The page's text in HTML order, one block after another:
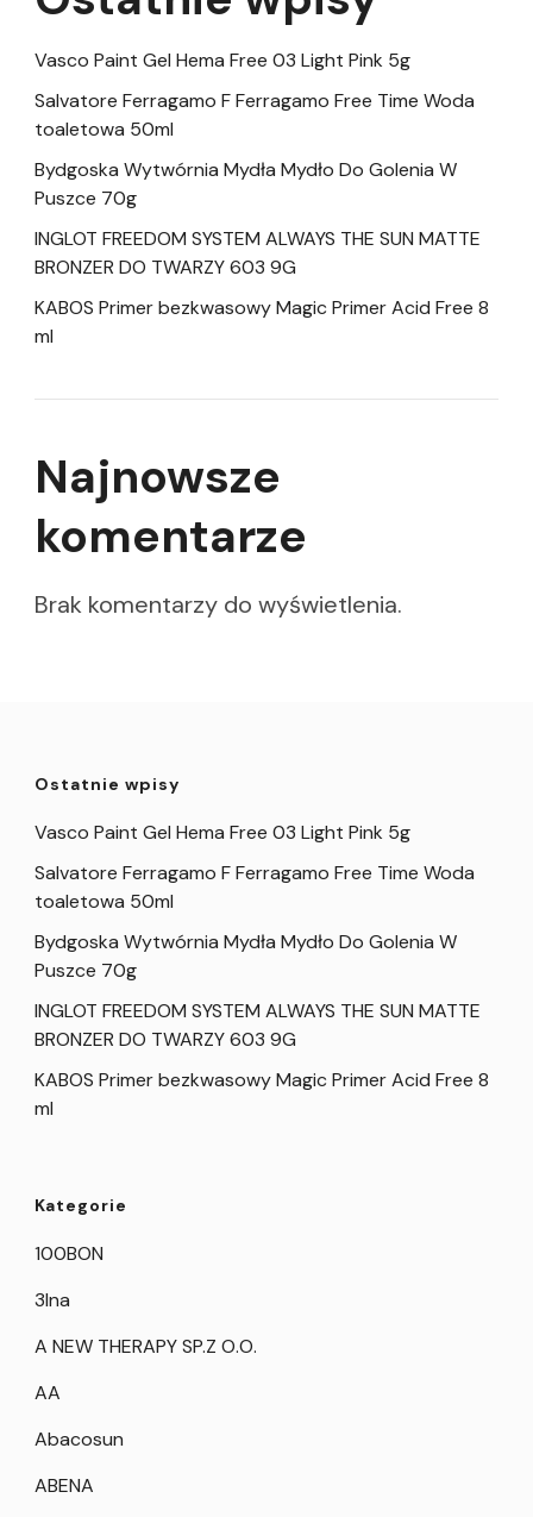
Vasco Paint Gel Hema Free 03 Light Pink 5g
Salvatore Ferragamo F Ferragamo Free Time Woda
toaletowa 50ml
Bydgoska Wytwórnia Mydła Mydło Do Golenia W
Puszce 70g
INGLOT FREEDOM SYSTEM ALWAYS THE SUN MATTE
BRONZER DO TWARZY 603 9G
KABOS Primer bezkwasowy Magic Primer Acid Free 8
ml
Najnowsze
komentarze
Brak komentarzy do wyświetlenia.
Ostatnie wpisy
Vasco Paint Gel Hema Free 03 Light Pink 5g
Salvatore Ferragamo F Ferragamo Free Time Woda
toaletowa 50ml
Bydgoska Wytwórnia Mydła Mydło Do Golenia W
Puszce 70g
INGLOT FREEDOM SYSTEM ALWAYS THE SUN MATTE
BRONZER DO TWARZY 603 9G
KABOS Primer bezkwasowy Magic Primer Acid Free 8
ml
Kategorie
100BON
3Ina
A NEW THERAPY SP.Z O.O.
AA
Abacosun
ABENA